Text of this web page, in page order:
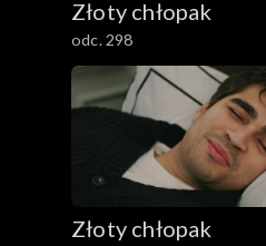
Złoty chłopak
odc. 298
Złoty chłopak